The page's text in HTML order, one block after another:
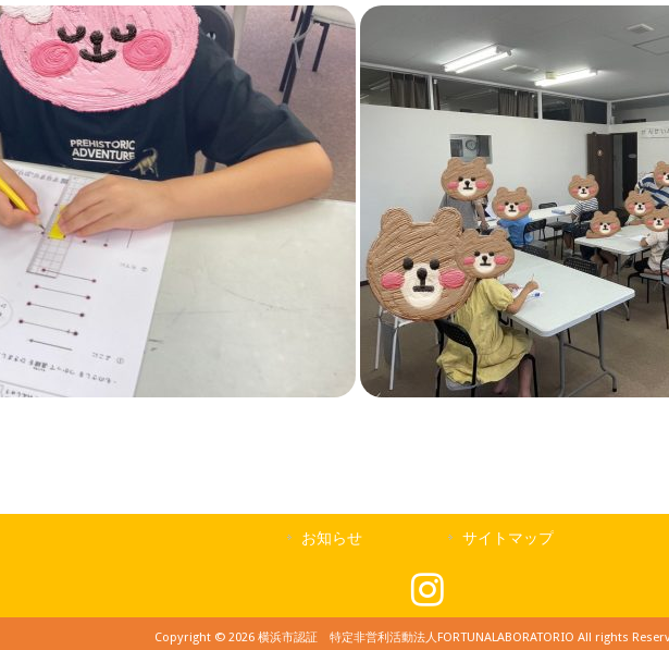
お知らせ サイトマップ
Copyright © 2026 横浜市認証 特定非営利活動法人FORTUNALABORATORIO All rights